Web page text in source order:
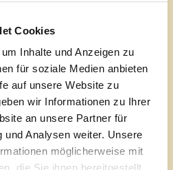
Cookies
Inhalte und Anzeigen zu
für soziale Medien anbieten
auf unsere Website zu
wir Informationen zu Ihrer
an unsere Partner für
und Analysen weiter. Unsere
möglicherweise mit